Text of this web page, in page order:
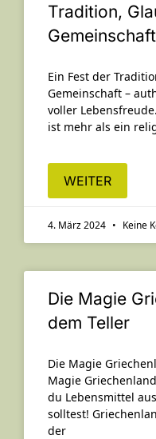
Tradition,
Gemeinschaft
Ein Fest der
Gemeinschaft –
voller
ist mehr als ein
WEITER
4. März 2024 Keine
Die Magie
dem Teller
Die Magie
Magie
du Lebensmittel
solltest!
der